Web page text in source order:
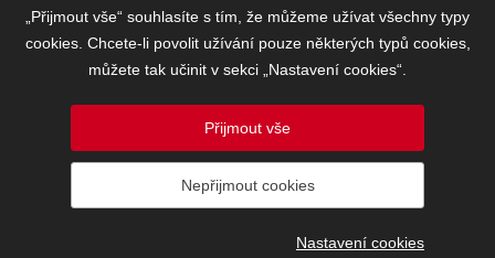
Informace o ochraně osobních údajů
Nastavení cookies
„Přijmout vše“ souhlasíte s tím, že můžeme užívat všechny typy
cookies. Chcete-li povolit užívání pouze některých typů cookies,
můžete tak učinit v sekci „Nastavení cookies“.
Přijmout vše
Nepřijmout cookies
Nastavení cookies